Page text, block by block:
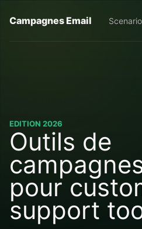
Campagnes Email
EDITION 2026
Outils de
pour
support